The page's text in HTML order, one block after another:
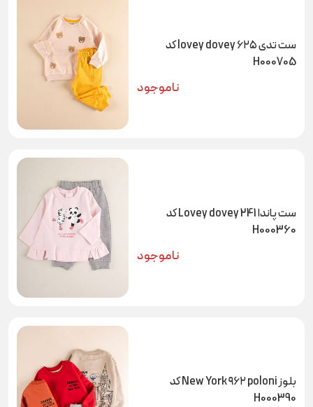
ست تدی ۶۲۵ lovey dovey کد
H000705
ناموجود
ست پاندا Lovey dovey 241 کد
H000360
ناموجود
بلوز New York ۹۶۲ poloni کد
H000390